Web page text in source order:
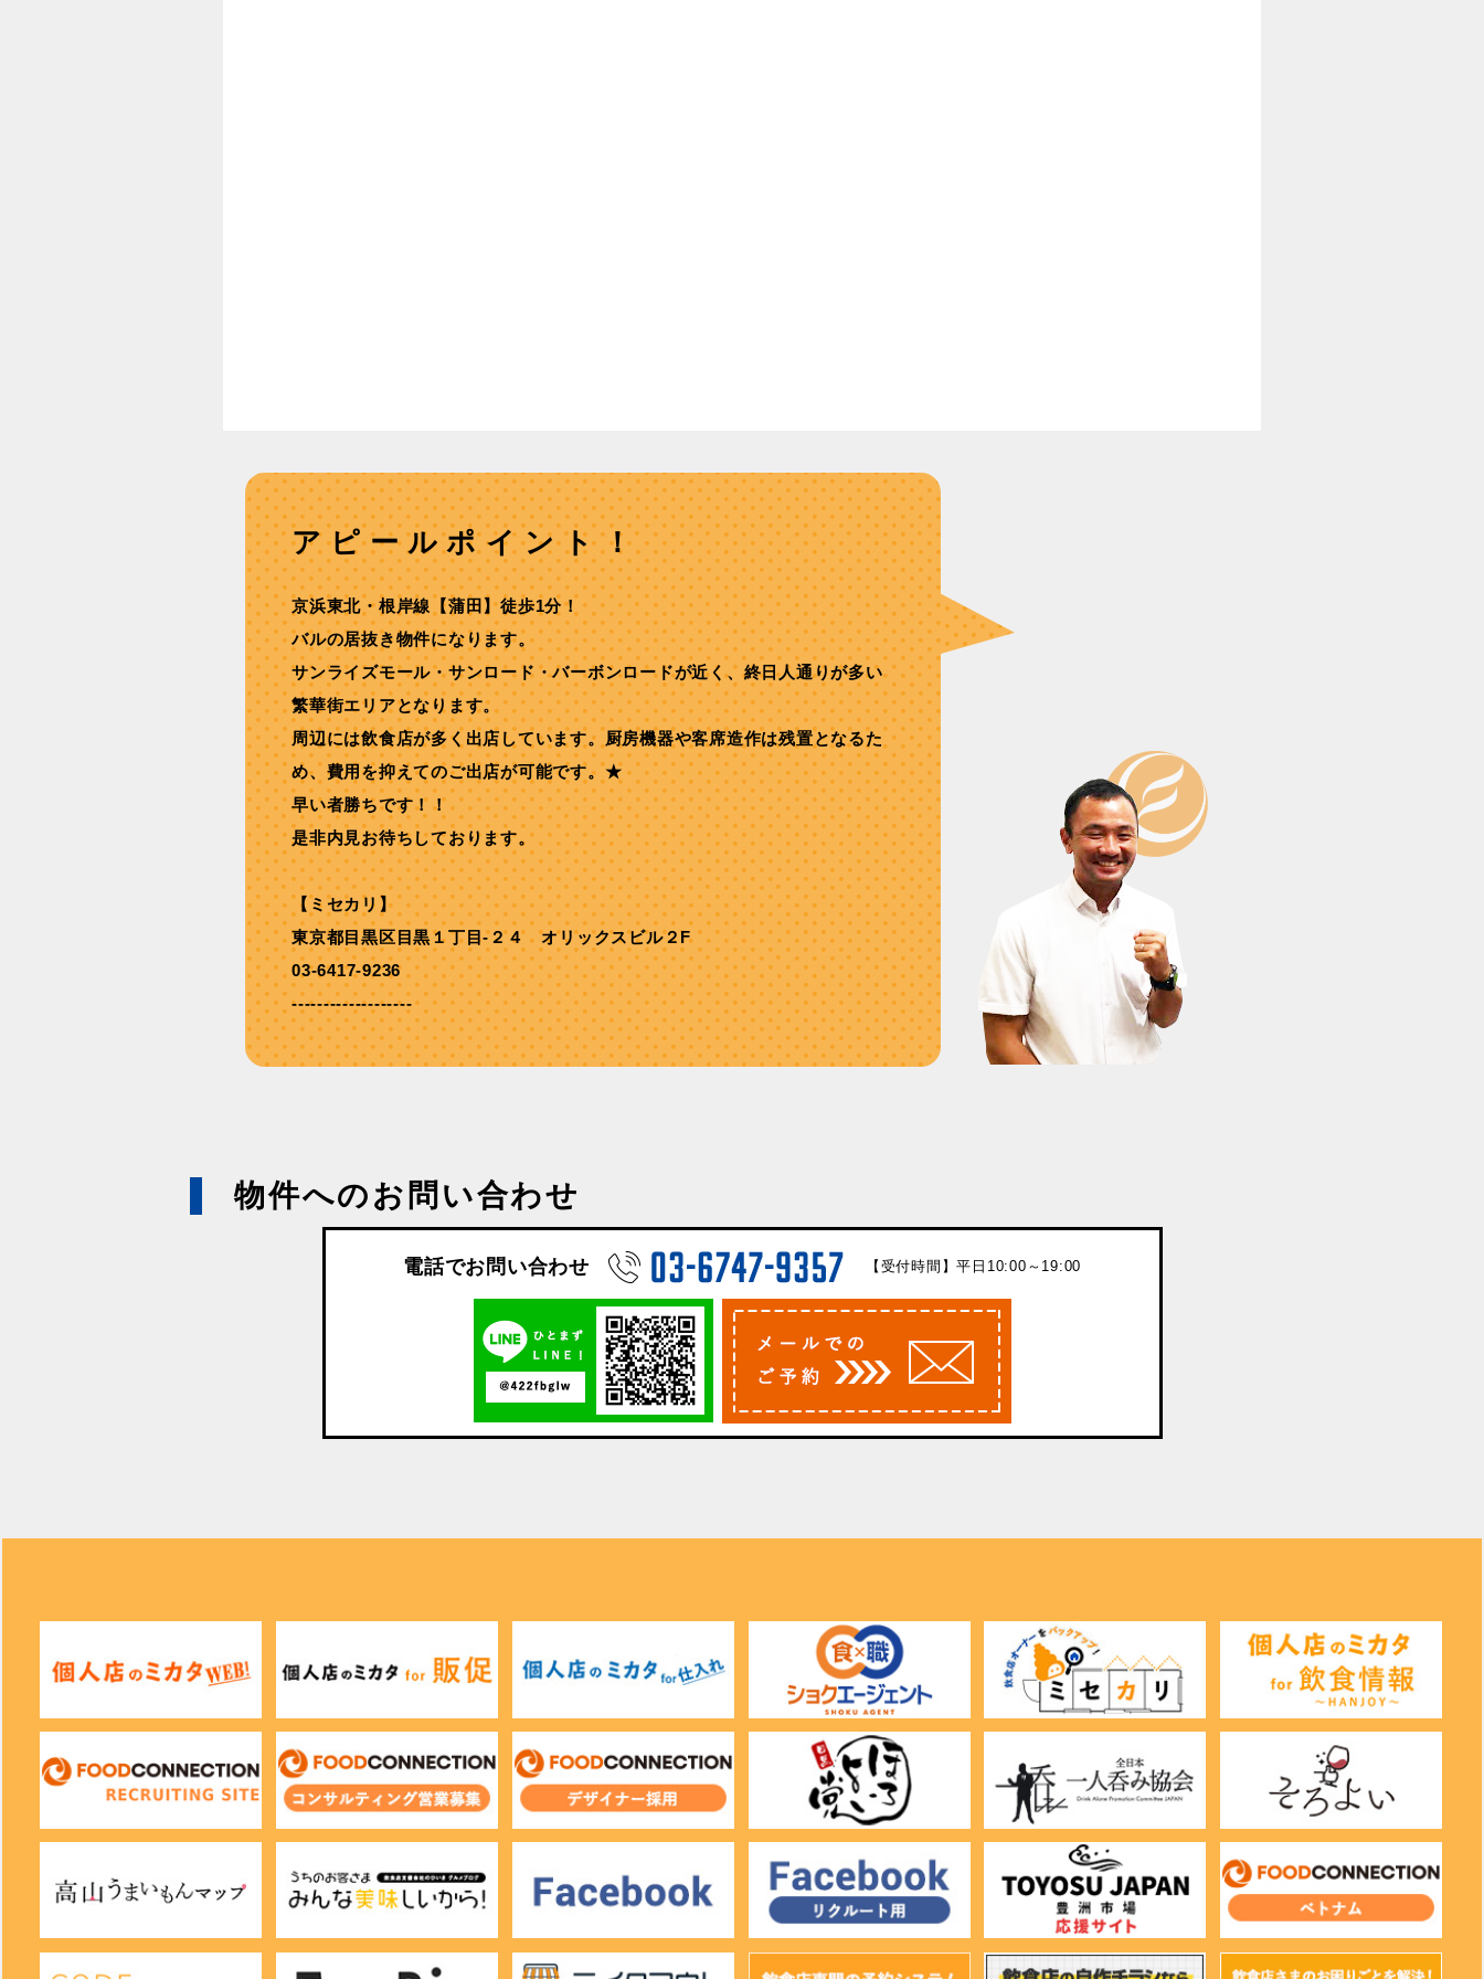
アピールポイント！
京浜東北・根岸線【蒲田】徒歩1分！
バルの居抜き物件になります。
サンライズモール・サンロード・バーボンロードが近く、終日人通りが多い
繁華街エリアとなります。
周辺には飲食店が多く出店しています。厨房機器や客席造作は残置となるた
め、費用を抑えてのご出店が可能です。★
早い者勝ちです！！
是非内見お待ちしております。
【ミセカリ】
東京都目黒区目黒１丁目-２４ オリックスビル２F
03-6417-9236
-------------------
物件へのお問い合わせ
電話でお問い合わせ 【受付時間】平日10:00～19:00